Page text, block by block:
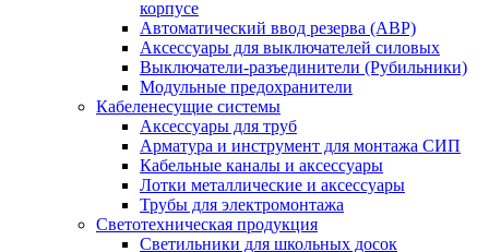
корпусе
Автоматический ввод резерва (АВР)
Аксессуары для выключателей силовых
Выключатели-разъединители (Рубильники)
Модульные предохранители
Кабеленесущие системы
Аксессуары для труб
Арматура и инструмент для монтажа СИП
Кабельные каналы и аксессуары
Лотки металлические и аксессуары
Трубы для электромонтажа
Светотехническая продукция
Светильники для школьных досок